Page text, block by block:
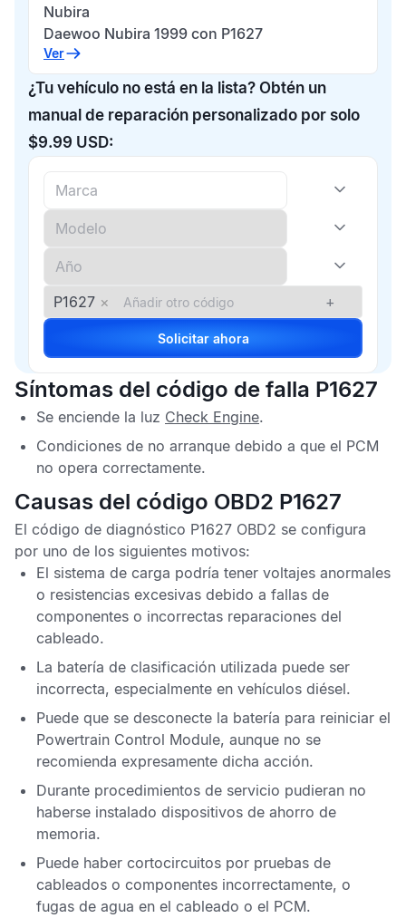
Nubira
Daewoo Nubira 1999 con P1627
Ver
¿Tu vehículo no está en la lista? Obtén un
manual de reparación personalizado por solo
$9.99 USD:
P1627 × +
Solicitar ahora
Síntomas del código de falla P1627
Se enciende la luz Check Engine.
Condiciones de no arranque debido a que el PCM
no opera correctamente.
Causas del código OBD2 P1627
El código de diagnóstico P1627 OBD2 se configura
por uno de los siguientes motivos:
El sistema de carga podría tener voltajes anormales
o resistencias excesivas debido a fallas de
componentes o incorrectas reparaciones del
cableado.
La batería de clasificación utilizada puede ser
incorrecta, especialmente en vehículos diésel.
Puede que se desconecte la batería para reiniciar el
Powertrain Control Module, aunque no se
recomienda expresamente dicha acción.
Durante procedimientos de servicio pudieran no
haberse instalado dispositivos de ahorro de
memoria.
Puede haber cortocircuitos por pruebas de
cableados o componentes incorrectamente, o
fugas de agua en el cableado o el PCM.